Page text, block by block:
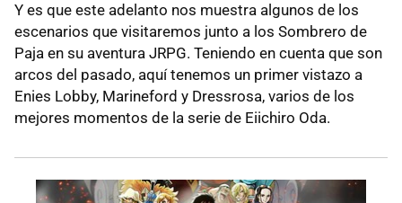
Y es que este adelanto nos muestra algunos de los
escenarios que visitaremos junto a los Sombrero de
Paja en su aventura JRPG. Teniendo en cuenta que son
arcos del pasado, aquí tenemos un primer vistazo a
Enies Lobby, Marineford y Dressrosa, varios de los
mejores momentos de la serie de Eiichiro Oda.